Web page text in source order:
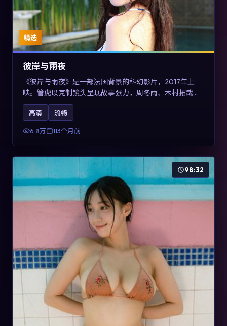
精选
彼岸与雨夜
《彼岸与雨夜》是一部法国背景的科幻影片，2017年上
映。管虎以克制镜头呈现故事张力，周冬雨、木村拓哉与
张震的对手戏可圈可点。剧情层面在真实历史背景下虚构
一段跨国追寻之旅，对关注导演风格与演员阵容的观众具
有检索与收藏价值。
高清 流畅
6.8万 113个月前
98:32